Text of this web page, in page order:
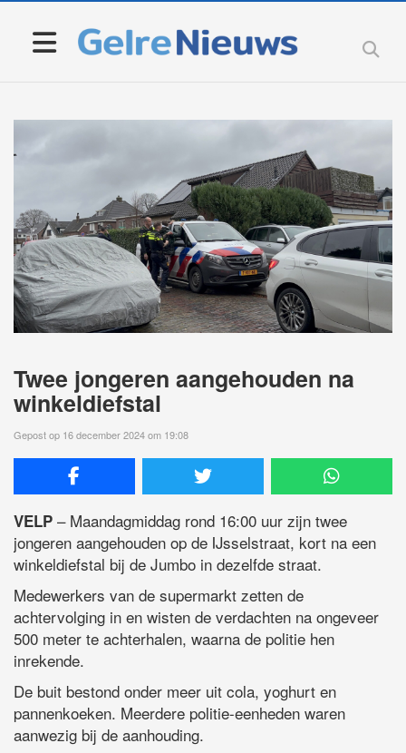
Twee jongeren aangehouden na
winkeldiefstal
Gepost op 16 december 2024 om 19:08
VELP – Maandagmiddag rond 16:00 uur zijn twee
jongeren aangehouden op de IJsselstraat, kort na een
winkeldiefstal bij de Jumbo in dezelfde straat.
Medewerkers van de supermarkt zetten de
achtervolging in en wisten de verdachten na ongeveer
500 meter te achterhalen, waarna de politie hen
inrekende.
De buit bestond onder meer uit cola, yoghurt en
pannenkoeken. Meerdere politie-eenheden waren
aanwezig bij de aanhouding.